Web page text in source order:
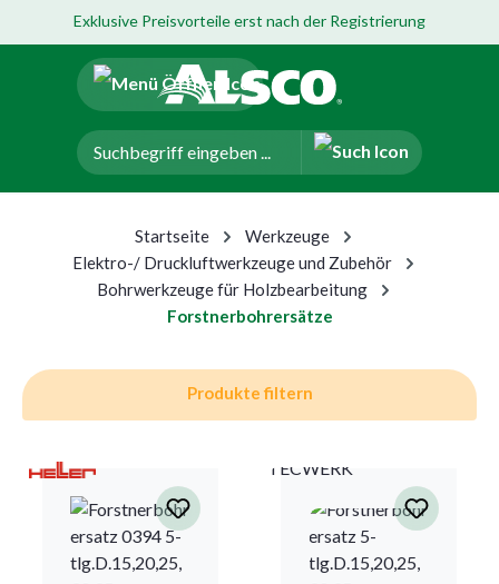
Hauptinhalt springen
Zur Navigation der B2B-Plattform springen
Exklusive Preisvorteile erst nach der Registrierung
Startseite
Werkzeuge
Elektro-/ Druckluftwerkzeuge und Zubehör
Bohrwerkzeuge für Holzbearbeitung
Forstnerbohrersätze
Produkte filtern
TECWERK